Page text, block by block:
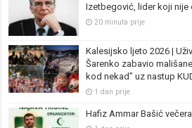
Izetbegović, lider koji
20 minuta prije
Kalesijsko ljeto 2026 |
Šarenko zabavio
kod nekad” uz nastup
1 dan prije
Hafiz Ammar Bašić